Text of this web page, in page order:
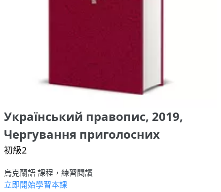
Український правопис, 2019,
Чергування приголосних
初級2
烏克蘭語 課程，練習閱讀
立即開始學習本課